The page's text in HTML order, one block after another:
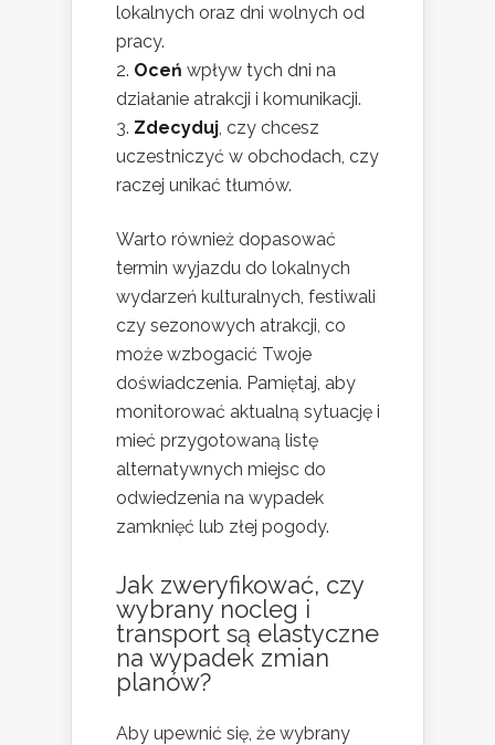
lokalnych oraz dni wolnych od
pracy.
Oceń wpływ tych dni na
działanie atrakcji i komunikacji.
Zdecyduj , czy chcesz
uczestniczyć w obchodach, czy
raczej unikać tłumów.
Warto również dopasować
termin wyjazdu do lokalnych
wydarzeń kulturalnych, festiwali
czy sezonowych atrakcji, co
może wzbogacić Twoje
doświadczenia. Pamiętaj, aby
monitorować aktualną sytuację i
mieć przygotowaną listę
alternatywnych miejsc do
odwiedzenia na wypadek
zamknięć lub złej pogody.
Jak zweryfikować, czy
wybrany nocleg i
transport są elastyczne
na wypadek zmian
planów?
Aby upewnić się, że wybrany